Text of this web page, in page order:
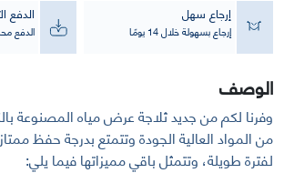
إرجاع سهل
إرجاع بسهولة خلال 14 يومًا
الدفع
الدفع
الوصف
وفرنا لكم من جديد ثلاجة عرض مياه المصنوعة
من المواد العالية الجودة وتتمتع بدرجة حفظ
لفترة طويلة، وتتمثل باقي مميزاتها فيما يلي: